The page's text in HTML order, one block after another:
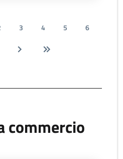
3 4 5
6
commercio